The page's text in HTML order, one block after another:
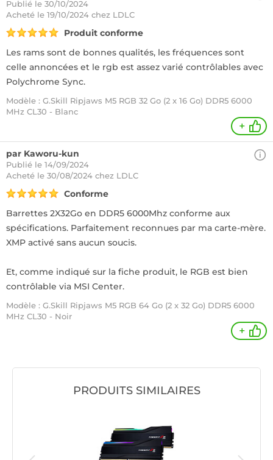
Publié le 30/10/2024
Acheté le 19/10/2024 chez LDLC
Produit conforme
Les rams sont de bonnes qualités, les fréquences sont
celle annoncées et le rgb est assez varié contrôlables avec
Polychrome Sync.
Modèle : G.Skill Ripjaws M5 RGB 32 Go (2 x 16 Go) DDR5 6000
MHz CL30 - Blanc
+
par Kaworu-kun
Publié le 14/09/2024
Acheté le 30/08/2024 chez LDLC
Conforme
Barrettes 2X32Go en DDR5 6000Mhz conforme aux
spécifications. Parfaitement reconnues par ma carte-mère.
XMP activé sans aucun soucis.
Et, comme indiqué sur la fiche produit, le RGB est bien
contrôlable via MSI Center.
Modèle : G.Skill Ripjaws M5 RGB 64 Go (2 x 32 Go) DDR5 6000
MHz CL30 - Noir
+
PRODUITS SIMILAIRES